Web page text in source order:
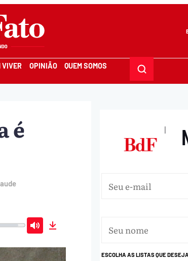
VIVER OPINIÃO QUEM SOMOS
é
Mute
|
ESCOLHA AS LISTAS QUE